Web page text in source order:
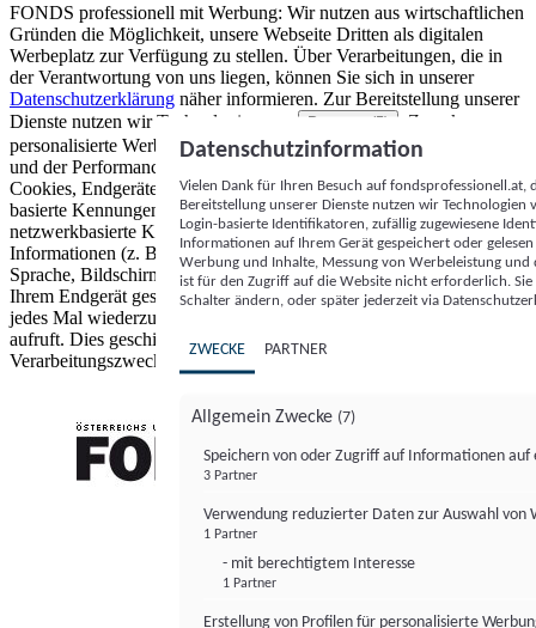
FONDS professionell mit Werbung: Wir nutzen aus wirtschaftlichen
Gründen die Möglichkeit, unsere Webseite Dritten als digitalen
Werbeplatz zur Verfügung zu stellen. Über Verarbeitungen, die in
der Verantwortung von uns liegen, können Sie sich in unserer
Datenschutzerklärung näher informieren. Zur Bereitstellung unserer
Dienste nutzen wir Technologien von
Partnern (5)
. Zwecke:
personalisierte Werbung und Inhalte, Messung von Werbeleistung
und der Performance von Inhalten sowie Zielgruppenforschung.
Cookies, Endgeräte- oder ähnliche Online-Kennungen (z. B. login-
basierte Kennungen, zufällig generierte Kennungen,
netzwerkbasierte Kennungen) können zusammen mit anderen
Informationen (z. B. Browsertyp und Browserinformationen,
Sprache, Bildschirmgröße, unterstützte Technologien usw.) auf
Ihrem Endgerät gespeichert oder von dort ausgelesen werden, um es
jedes Mal wiederzuerkennen, wenn es eine App oder einer Webseite
aufruft. Dies geschieht für einen oder mehrere der hier aufgeführten
Verarbeitungszwecke.
Datenschutzinformation
Vielen Dank für Ihren Besuch auf
Bereitstellung unserer Dienste nutzen wir Technologien
Login-basierte Identifikatoren, zufällig zugewiesene
Informationen auf Ihrem Gerät gespeichert oder
Werbung und Inhalte, Messung von Werbeleistung
ist für den Zugriff auf die Website nicht erforderlich.
Schalter ändern, oder später jederzeit via
ZWECKE PARTNER
Allgemein Zwecke (7)
Speichern von oder Zugriff auf Informationen auf
3 Partner
Verwendung reduzierter Daten zur Auswahl von
1 Partner
- mit berechtigtem Interesse
1 Partner
Erstellung von Profilen für personalisierte
FONDS professionell